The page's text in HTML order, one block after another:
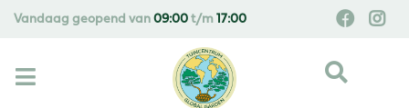
Vandaag geopend van 09:00 t/m 17:00